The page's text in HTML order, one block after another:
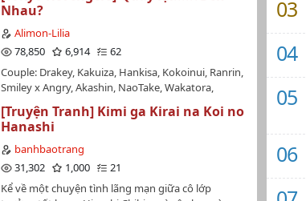
Nghệ Đào Thái Hồi Khứ Thích Túc Cầu A!? - Cầu Hỏi
Như Thế Nào Từ Tuyển Tú Tổng Nghệ Đào Thải Trở
Về Đá Bóng Đá A!?【Tác giả】 小思R哑_597 (Tiểu Tư
Thì Lăn Vào Bếp【Fandom】 Blue Lock (all洁 -
AllIsagi)【Nguồn】 Lofter (raw) + Wattpad
Meonhoc2110 (convert)【Tình trạng bản gốc】
Chính truyện (110 chương - Completed) + Ngoại
Chính truyện, Ngoại truyện để ở fic khác‼️ Editor
chưa học tiếng Trung, chỉ biết edit và chém gió
theo bản qt nên chỉ đảm bảo truyền tải được đúng
Nhau?
Alimon-Lilia
78,850
6,914
62
Couple: Drakey, Kakuiza, Hankisa, Kokoinui, Ranrin,
Smiley x Angry, Akashin, NaoTake, Wakatora,
ngoại truyện chính và một kết Thể loại: Giam cầm,
xuyên không, hơi Yandere (chắc vậy), có OCC, xàm,
có luận loan (không muốn thì đừng đọc, làm ơn
đừng chửi)Kết truyện: HE.Văn án: trong
viết kiểu này mọi người có thể đọc truyện này
[Truyện Tranh] Kimi ga Kirai na Koi no
Hanashi
banhbaotrang
31,302
1,000
21
Kể về một chuyện tình lãng mạn giữa cô lớp